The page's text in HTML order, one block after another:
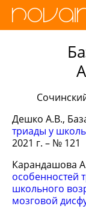
Дешко А.В.,
триады у
2021 г. – № 121
Карандашова
особенностей
школьного
мозговой